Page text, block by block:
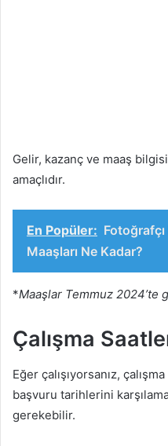
Gelir, kazanç ve maaş
amaçlıdır.
En Popüler:
Maaşları Ne Kadar?
*Maaşlar Temmuz 2024’te
Çalışma
Eğer çalışıyorsanız,
başvuru tarihlerini
gerekebilir.